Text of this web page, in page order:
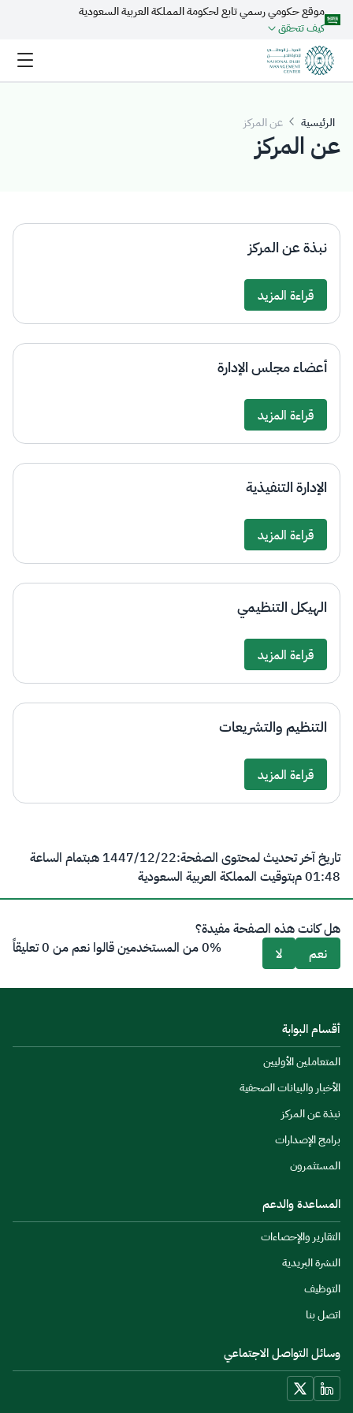
تخطي إلى المحتوى الرئيسي
موقع حكومي رسمي تابع لحكومة المملكة العربية السعودية
كيف تتحقق
الرئيسية عن المركز
عن المركز
نبذة عن المركز
قراءة المزيد
Details
أعضاء مجلس الإدارة
قراءة المزيد
Details
الإدارة التنفيذية
قراءة المزيد
Details
الهيكل التنظيمي
قراءة المزيد
Details
التنظيم والتشريعات
قراءة المزيد
Details
تاريخ آخر تحديث لمحتوى الصفحة:22‏/12‏/1447 هـ
بتمام الساعة
01:48 م
بتوقيت المملكة العربية السعودية
هل كانت هذه الصفحة مفيدة؟
نعم
لا 0% من المستخدمين قالوا نعم من 0 تعليقاً
أقسام البوابة
المتعاملين الأوليين
الأخبار والبيانات الصحفية
نبذة عن المركز
برامج الإصدارات
المستثمرون
المساعدة والدعم
التقارير والإحصاءات
النشرة البريدية
التوظيف
اتصل بنا
وسائل التواصل الاجتماعي